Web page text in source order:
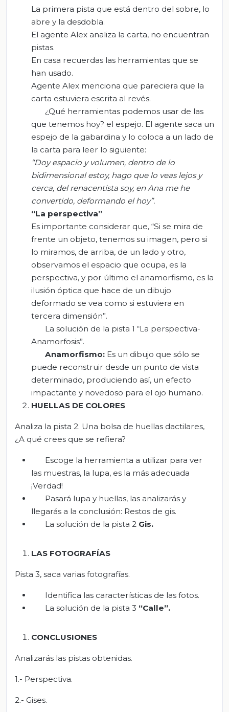
La primera pista que está dentro del sobre, lo
abre y la desdobla.
El agente Alex analiza la carta, no encuentran
pistas.
En casa recuerdas las herramientas que se
han usado.
Agente Alex menciona que pareciera que la
carta estuviera escrita al revés.
¿Qué herramientas podemos usar de las
que tenemos hoy? el espejo. El agente saca un
espejo de la gabardina y lo coloca a un lado de
la carta para leer lo siguiente:
“Doy espacio y volumen, dentro de lo
bidimensional estoy, hago que lo veas lejos y
cerca, del renacentista soy, en Ana me he
convertido, deformando el hoy”.
“La perspectiva”
Es importante considerar que, “Si se mira de
frente un objeto, tenemos su imagen, pero si
lo miramos, de arriba, de un lado y otro,
observamos el espacio que ocupa, es la
perspectiva, y por último el anamorfismo, es la
ilusión óptica que hace de un dibujo
deformado se vea como si estuviera en
tercera dimensión”.
La solución de la pista 1 “La perspectiva-
Anamorfosis”.
Anamorfismo:Es un dibujo que sólo se
puede reconstruir desde un punto de vista
determinado, produciendo así, un efecto
impactante y novedoso para el ojo humano.
HUELLAS DE COLORES
Analiza la pista 2. Una bolsa de huellas dactilares,
¿A qué crees que se refiera?
Escoge la herramienta a utilizar para ver
las muestras, la lupa, es la más adecuada
¡Verdad!
Pasará lupa y huellas, las analizarás y
llegarás a la conclusión: Restos de gis.
La solución de la pista 2 Gis.
LAS FOTOGRAFÍAS
Pista 3, saca varias fotografías.
Identifica las características de las fotos.
La solución de la pista 3 “Calle”.
CONCLUSIONES
Analizarás las pistas obtenidas.
1.- Perspectiva.
2.- Gises.